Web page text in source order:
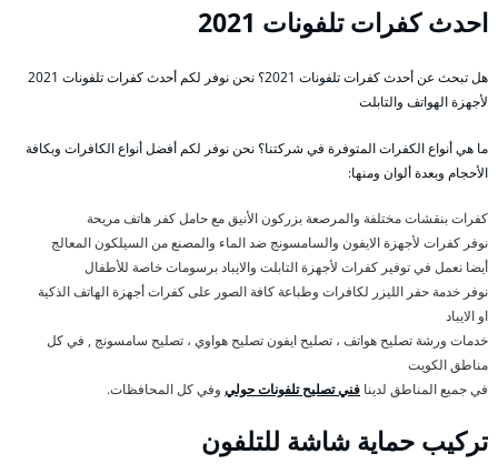
احدث كفرات تلفونات 2021
هل تبحث عن أحدث كفرات تلفونات 2021؟ نحن نوفر لكم أحدث كفرات تلفونات 2021
لأجهزة الهواتف والتابلت
ما هي أنواع الكفرات المتوفرة في شركتنا؟ نحن نوفر لكم أفضل أنواع الكافرات وبكافة
الأحجام وبعدة ألوان ومنها:
كفرات بنقشات مختلفة والمرصعة بزركون الأنيق مع حامل كفر هاتف مريحة
نوفر كفرات لأجهزة الايفون والسامسونج ضد الماء والمصنع من السيلكون المعالج
أيضا نعمل في توفير كفرات لأجهزة التابلت والايباد برسومات خاصة للأطفال
نوفر خدمة حفر الليزر لكافرات وطباعة كافة الصور على كفرات أجهزة الهاتف الذكية
او الايباد
خدمات ورشة تصليح هواتف ، تصليح ايفون تصليح هواوي ، تصليح سامسونج , في كل
مناطق الكويت
في جميع المناطق لدينا فني تصليح تلفونات حولي وفي كل المحافظات.
تركيب حماية شاشة للتلفون